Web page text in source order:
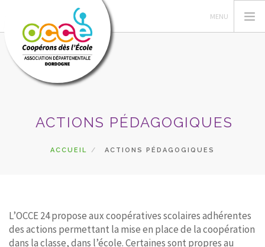
PÉDAGOGIE
PRETS | SERVICES
ESPACE RÉSERVÉ
ACTIONS PÉDAGOGIQUES
ACCUEIL ACTIONS PÉDAGOGIQUES
L’OCCE 24 propose aux coopératives scolaires adhérentes
des actions permettant la mise en place de la coopération
dans la classe, dans l’école. Certaines sont propres au